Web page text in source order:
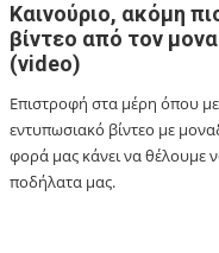
Καινούριο, ακόμη
βίντεο από τον
(video)
Επιστροφή στα μέρη όπου
εντυπωσιακό βίντεο με
φορά μας κάνει να θέλουμε
ποδήλατα μας.